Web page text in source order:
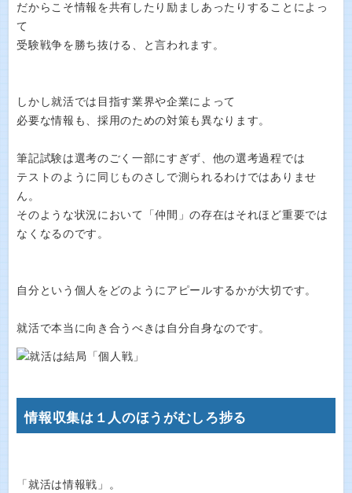
だからこそ情報を共有したり励ましあったりすることによっ
て
受験戦争を勝ち抜ける、と言われます。
しかし就活では目指す業界や企業によって
必要な情報も、採用のための対策も異なります。
筆記試験は選考のごく一部にすぎず、他の選考過程では
テストのように同じものさしで測られるわけではありませ
ん。
そのような状況において「仲間」の存在はそれほど重要では
なくなるのです。
自分という個人をどのようにアピールするかが大切です。
就活で本当に向き合うべきは自分自身なのです。
情報収集は１人のほうがむしろ捗る
「就活は情報戦」。